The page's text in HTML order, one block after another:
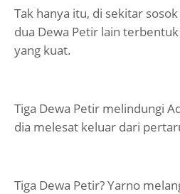
Tak hanya itu, di sekitar
dua Dewa Petir lain
yang kuat.
Tiga Dewa Petir melindungi
dia melesat keluar dari
Tiga Dewa Petir? Yarno